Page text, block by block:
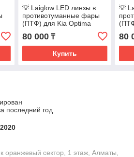
💡 Laiglow LED линзы в
противотуманные фары
(ПТФ) для Kia Optima
80 000₸
Купить
💡
80
последний год
оранжевый сектор, 1 этаж, Алматы,